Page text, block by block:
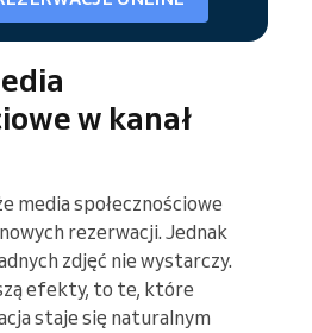
w kanał
media społecznościowe
rezerwacji. Jednak
zdjęć nie wystarczy.
efekty, to te, które
staje się naturalnym